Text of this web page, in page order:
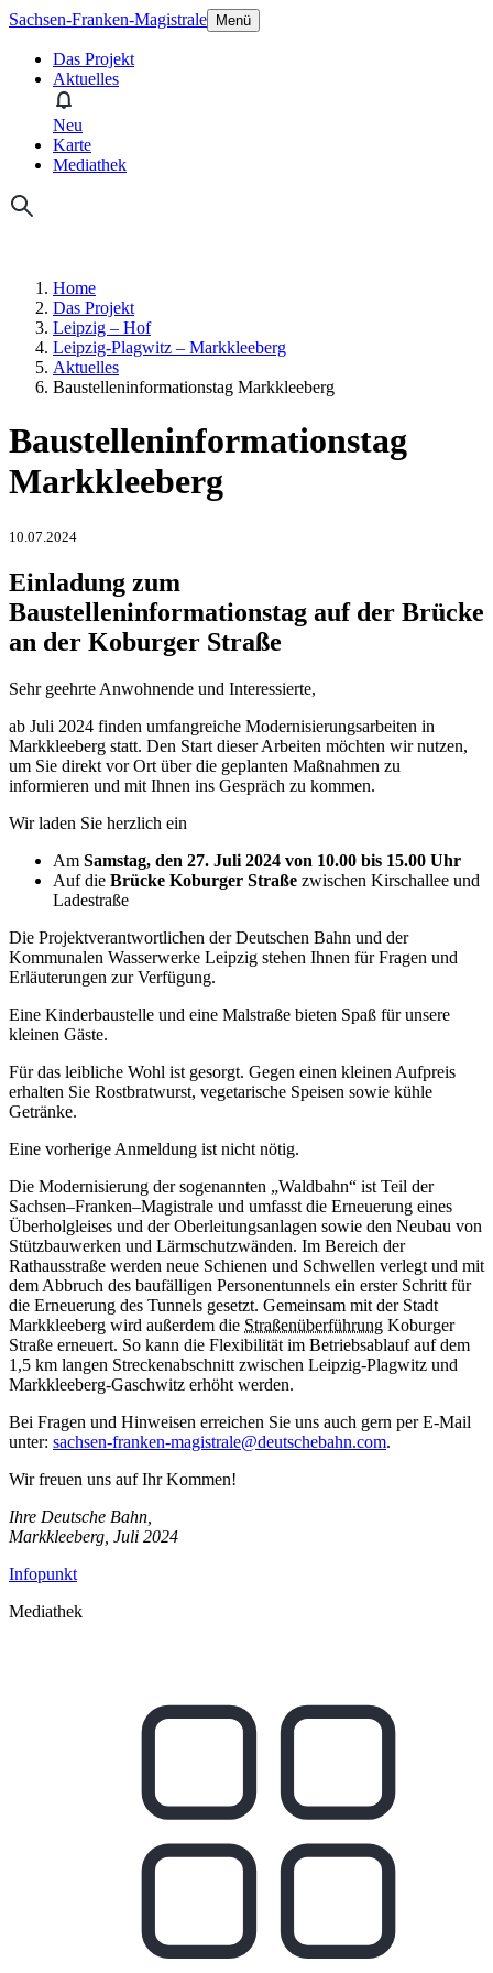
Sachsen-Franken-Magistrale Menü
Das Projekt
Aktuelles
Neu
Karte
Mediathek
Home
Das Projekt
Leipzig – Hof
Leipzig-Plagwitz – Markkleeberg
Aktuelles
Baustelleninformationstag Markkleeberg
Baustelleninformationstag
Markkleeberg
10.07.2024
Einladung zum
Baustelleninformationstag auf der Brücke
an der Koburger Straße
Sehr geehrte Anwohnende und Interessierte,
ab Juli 2024 finden umfangreiche Modernisierungsarbeiten in
Markkleeberg statt. Den Start dieser Arbeiten möchten wir nutzen,
um Sie direkt vor Ort über die geplanten Maßnahmen zu
informieren und mit Ihnen ins Gespräch zu kommen.
Wir laden Sie herzlich ein
Am Samstag, den 27. Juli 2024 von 10.00 bis 15.00 Uhr
Auf die Brücke Koburger Straße zwischen Kirschallee und
Ladestraße
Die Projektverantwortlichen der Deutschen Bahn und der
Kommunalen Wasserwerke Leipzig stehen Ihnen für Fragen und
Erläuterungen zur Verfügung.
Eine Kinderbaustelle und eine Malstraße bieten Spaß für unsere
kleinen Gäste.
Für das leibliche Wohl ist gesorgt. Gegen einen kleinen Aufpreis
erhalten Sie Rostbratwurst, vegetarische Speisen sowie kühle
Getränke.
Eine vorherige Anmeldung ist nicht nötig.
Die Modernisierung der sogenannten „Waldbahn“ ist Teil der
Sachsen–Franken–Magistrale und umfasst die Erneuerung eines
Überholgleises und der Oberleitungsanlagen sowie den Neubau von
Stützbauwerken und Lärmschutzwänden. Im Bereich der
Rathausstraße werden neue Schienen und Schwellen verlegt und mit
dem Abbruch des baufälligen Personentunnels ein erster Schritt für
die Erneuerung des Tunnels gesetzt. Gemeinsam mit der Stadt
Markkleeberg wird außerdem die Straßenüberführung Koburger
Straße erneuert. So kann die Flexibilität im Betriebsablauf auf dem
1,5 km langen Streckenabschnitt zwischen Leipzig-Plagwitz und
Markkleeberg-Gaschwitz erhöht werden.
Bei Fra­gen und Hin­wei­sen er­rei­chen Sie uns auch gern per E-Mail
un­ter: sach­sen-fran­ken-­ma­gis­tra­le@deut­sche­bahn.com.
Wir freuen uns auf Ihr Kommen!
Ihre Deutsche Bahn,
Markkleeberg, Juli 2024
Infopunkt
Mediathek